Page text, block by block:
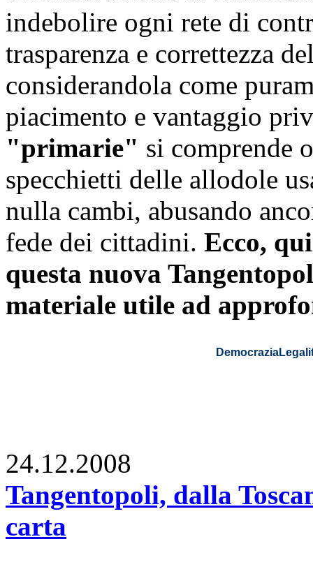
indebolire ogni rete di
trasparenza e correttezza
considerandola come
piacimento e vantaggio
"primarie" si comprende
specchietti delle allodole
nulla cambi, abusando
fede dei cittadini. Ecco,
questa nuova
materiale utile ad
24.12.2008
Tangentopoli, dalla
carta